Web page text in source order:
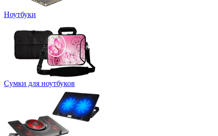
Ноутбуки
Сумки для ноутбуков